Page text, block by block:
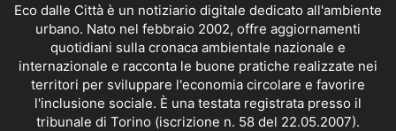
Eco dalle Città è un notiziario digitale dedicato all'ambiente
urbano. Nato nel febbraio 2002, offre aggiornamenti
quotidiani sulla cronaca ambientale nazionale e
internazionale e racconta le buone pratiche realizzate nei
territori per sviluppare l'economia circolare e favorire
l'inclusione sociale. È una testata registrata presso il
tribunale di Torino (iscrizione n. 58 del 22.05.2007).